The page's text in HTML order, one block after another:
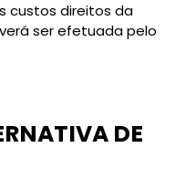
custos direitos da
ser efetuada pelo
DE